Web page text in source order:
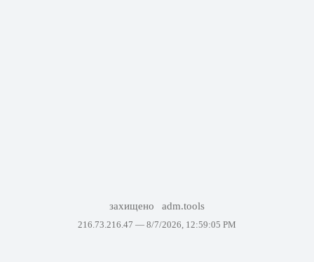
захищено adm.tools
216.73.216.47 — 8/7/2026, 12:59:05 PM